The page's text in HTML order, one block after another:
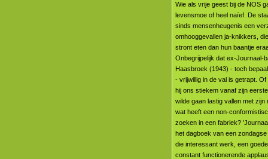
Wie als vrije geest bij de NOS
levensmoe of heel naïef. De
sinds mensenheugenis een
omhooggevallen ja-knikkers,
stront eten dan hun baantje
Onbegrijpelijk dat ex-Journaal-
Haasbroek (1943) - toch
- vrijwillig in de val is getrapt.
hij ons stiekem vanaf zijn
wilde gaan lastig vallen met zijn
wat heeft een non-
zoeken in een fabriek?
het dagboek van een
die interessant werk, een
constant functionerende